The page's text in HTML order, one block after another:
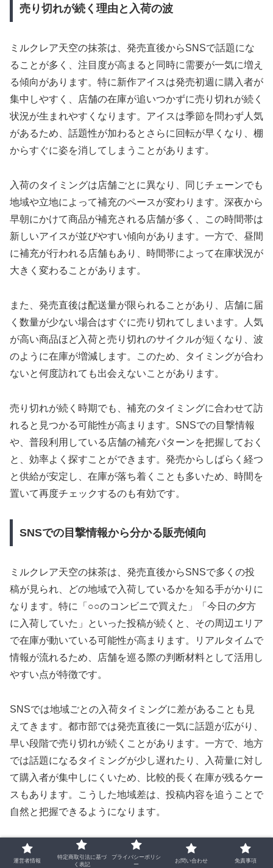
売り切れが続く理由と入荷の波
ミルクレア天空の抹茶は、発売直後からSNSで話題にな
ることが多く、注目度が高まると同時に需要が一気に増え
る傾向があります。特に新作アイスは発売初週に購入者が
集中しやすく、店舗の在庫が追いつかずに売り切れが続く
状況が生まれやすくなります。アイスは季節を問わず人気
があるため、話題性が加わるとさらに回転が早くなり、棚
からすぐに姿を消してしまうことがあります。
入荷のタイミングは店舗ごとに異なり、同じチェーンでも
地域や立地によって補充のペースが変わります。深夜から
早朝にかけて商品が補充される店舗が多く、この時間帯は
新しいアイスが並びやすい傾向があります。一方で、昼間
に補充が行われる店舗もあり、時間帯によって在庫状況が
大きく変わることがあります。
また、発売直後は配送量が限られることがあり、店舗に届
く数量が少ない場合はすぐに売り切れてしまいます。人気
が高い商品ほど入荷と売り切れのサイクルが短くなり、波
のように在庫が増減します。このため、タイミングが合わ
ないと何度訪れても出会えないことがあります。
売り切れが続く時期でも、補充のタイミングに合わせて訪
れると見つかる可能性が高まります。SNSでの目撃情報
や、普段利用している店舗の補充パターンを把握しておく
と、効率よく探すことができます。発売からしばらく経つ
と供給が安定し、在庫が落ち着くことも多いため、時間を
置いて再度チェックするのも有効です。
SNSでの目撃情報から分かる販売傾向
ミルクレア天空の抹茶は、発売直後からSNSで多くの投
稿が見られ、どの地域で入荷しているかを知る手がかりに
なります。特に「○○のコンビニで買えた」「今日の夕方
に入荷していた」といった投稿が続くと、その周辺エリア
で在庫が動いている可能性が高まります。リアルタイムで
情報が流れるため、店舗を巡る際の判断材料として活用し
やすい点が特徴です。
SNSでは地域ごとの入荷タイミングに差があることも見
えてきます。都市部では発売直後に一気に話題が広がり、
早い段階で売り切れが続くことがあります。一方で、地方
では話題になるタイミングが少し遅れたり、入荷量に対し
て購入者が集中しにくいため、比較的長く在庫が残るケー
スもあります。こうした地域差は、投稿内容を追うことで
自然と把握できるようになります。
また、特定のチェーンでの入荷報告が続くと、そのチェー
ン全体で補充が行われている可能性が高くなります。例え
運営者情報
特定商取引法に基づ
く表記
プライバシーポリシ
ー
お問い合わせ 免責事項